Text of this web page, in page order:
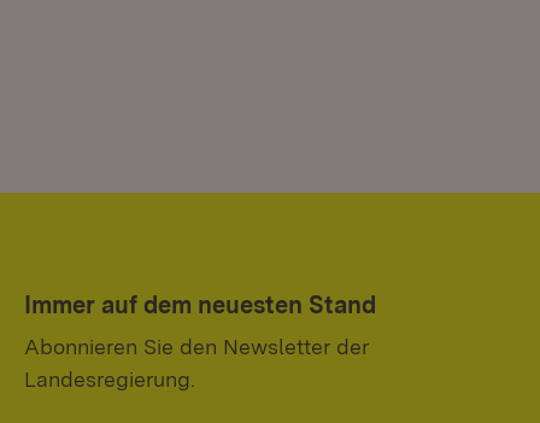
Immer auf dem neuesten Stand
Abonnieren Sie den Newsletter der
Landesregierung.